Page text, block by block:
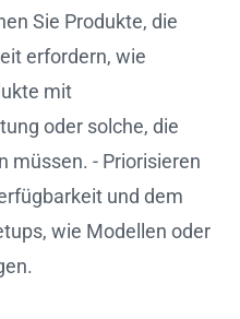
Sie Produkte, die
erfordern, wie
mit
oder solche, die
müssen. - Priorisieren
und dem
wie Modellen oder